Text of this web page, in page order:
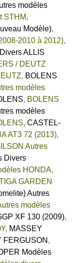
modèles
STHM,
Modèle),
2010 à 2012),
ALLIS
/ DEUTZ
, BOLENS
modèles
, BOLENS
modèles
, CASTEL-
AT3 72 (2013),
Autres
Divers
HONDA,
GARDEN
Autres
modèles
XF 130 (2009),
, MASSEY
FERGUSON ,
Modèles